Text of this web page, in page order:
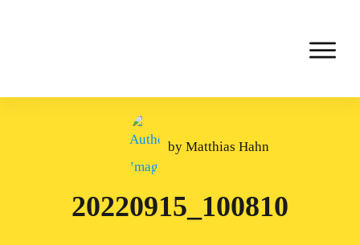
byMatthias Hahn
20220915_100810